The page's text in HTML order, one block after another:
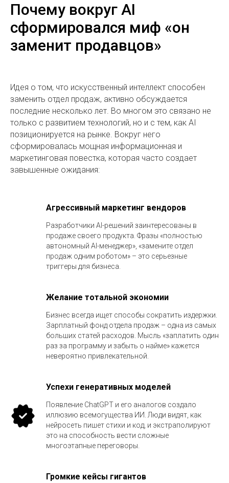
Почему вокруг AI
сформировался миф «он
заменит продавцов»
Идея о том, что искусственный интеллект способен
заменить отдел продаж, активно обсуждается
последние несколько лет. Во многом это связано не
только с развитием технологий, но и с тем, как AI
позиционируется на рынке. Вокруг него
сформировалась мощная информационная и
маркетинговая повестка, которая часто создает
завышенные ожидания:
Агрессивный маркетинг вендоров
Разработчики AI-решений заинтересованы в
продаже своего продукта. Фразы «полностью
автономный AI-менеджер», «замените отдел
продаж одним роботом» – это серьезные
триггеры для бизнеса.
Желание тотальной экономии
Бизнес всегда ищет способы сократить издержки.
Зарплатный фонд отдела продаж – одна из самых
больших статей расходов. Мысль «заплатить один
раз за программу и забыть о найме» кажется
невероятно привлекательной.
Успехи генеративных моделей
Появление ChatGPT и его аналогов создало
иллюзию всемогущества ИИ. Люди видят, как
нейросеть пишет стихи и код, и экстраполируют
это на способность вести сложные
многоэтапные переговоры.
Громкие кейсы гигантов